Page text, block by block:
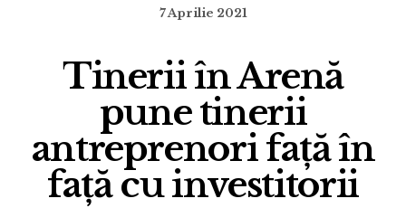
7 Aprilie 2021
Tinerii în Arenă
pune tinerii
antreprenori față în
față cu investitorii